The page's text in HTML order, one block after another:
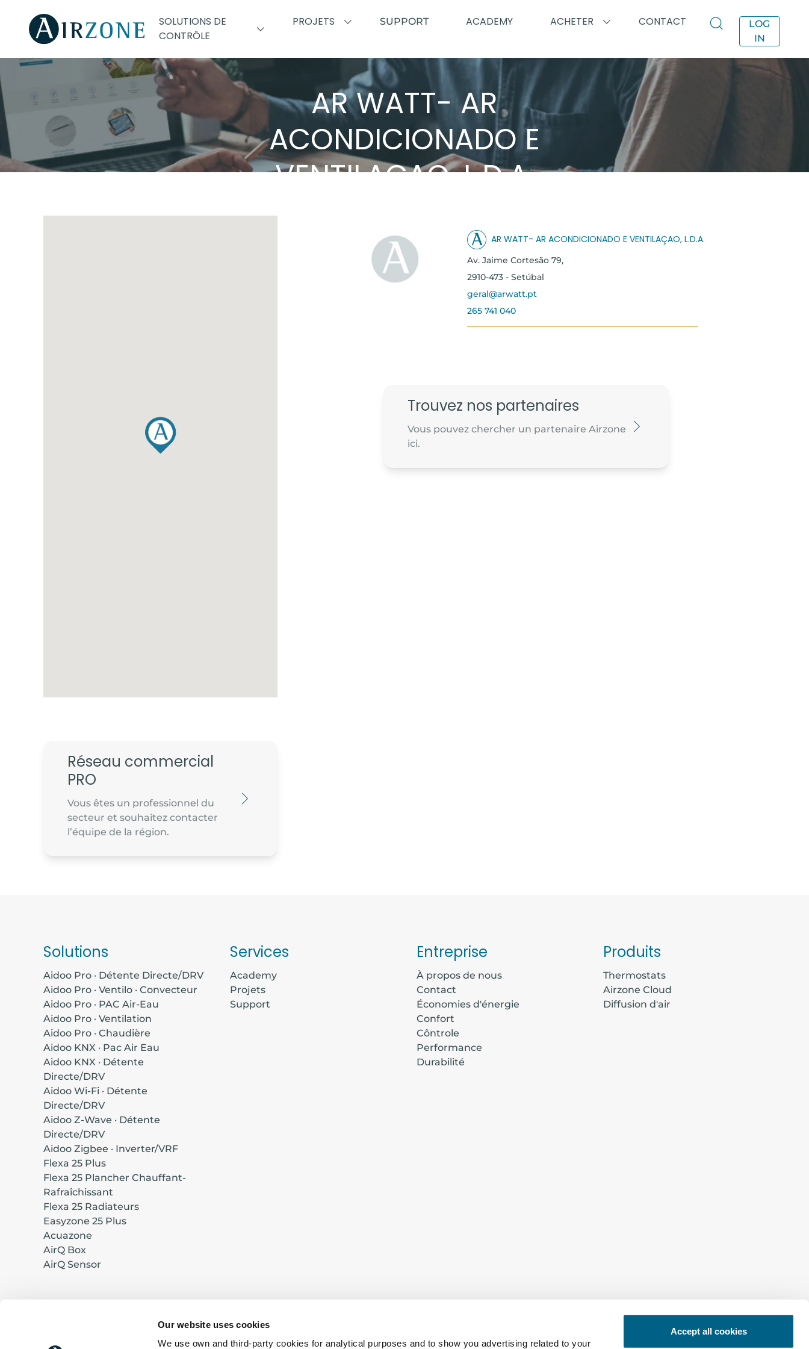
Our website uses cookies
We use own and third-party cookies for analytical purposes and to show you advertising related to your
Accept all cookies
SOLUTIONS DE
CONTRÔLE
PROJETS SUPPORT ACADEMY ACHETER CONTACT
LOG
IN
AR WATT- AR
ACONDICIONADO E
VENTILAÇAO, L.D.A.
AR WATT- AR ACONDICIONADO E VENTILAÇAO, L.D.A.
Av. Jaime Cortesão 79,
2910-473 - Setúbal
geral@arwatt.pt
265 741 040
Trouvez nos partenaires
Vous pouvez chercher un partenaire Airzone
ici.
Réseau commercial
PRO
Vous êtes un professionnel du
secteur et souhaitez contacter
l’équipe de la région.
Solutions
Aidoo Pro · Détente Directe/DRV
Aidoo Pro · Ventilo · Convecteur
Aidoo Pro · PAC Air-Eau
Aidoo Pro · Ventilation
Aidoo Pro · Chaudière
Aidoo KNX · Pac Air Eau
Aidoo KNX · Détente
Directe/DRV
Aidoo Wi-Fi · Détente
Directe/DRV
Aidoo Z-Wave · Détente
Directe/DRV
Aidoo Zigbee · Inverter/VRF
Flexa 25 Plus
Flexa 25 Plancher Chauffant-
Rafraîchissant
Flexa 25 Radiateurs
Easyzone 25 Plus
Acuazone
AirQ Box
AirQ Sensor
Services
Academy
Projets
Support
Entreprise
À propos de nous
Contact
Économies d'énergie
Confort
Côntrole
Performance
Durabilité
Produits
Thermostats
Airzone Cloud
Diffusion d'air
Conçu et fabriqué en Europe
© 2026 Corporación Empresarial Altra, S.L.
générales· Conditions de Recrutement B2B